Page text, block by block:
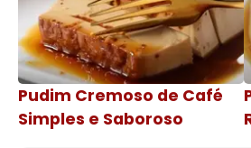
Pudim Cremoso de Café
Simples e Saboroso